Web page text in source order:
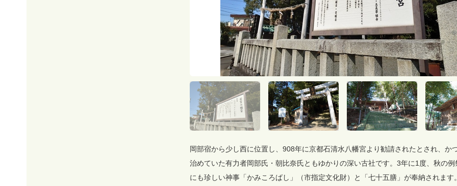
岡部宿から少し西に位置し、908年に京都石清水八幡宮より勧請されたとされ、か
治めていた有力者岡部氏・朝比奈氏ともゆかりの深い古社です。3年に1度、秋の例
にも珍しい神事「かみころばし」（市指定文化財）と「七十五膳」が奉納されます。